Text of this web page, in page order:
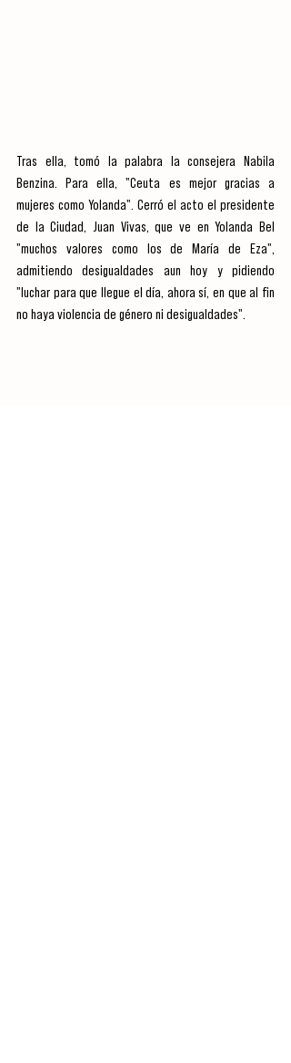
Tras ella, tomó la palabra la consejera Nabila
Benzina. Para ella, "Ceuta es mejor gracias a
mujeres como Yolanda". Cerró el acto el presidente
de la Ciudad, Juan Vivas, que ve en Yolanda Bel
"muchos valores como los de María de Eza",
admitiendo desigualdades aun hoy y pidiendo
"luchar para que llegue el día, ahora sí, en que al fin
no haya violencia de género ni desigualdades".